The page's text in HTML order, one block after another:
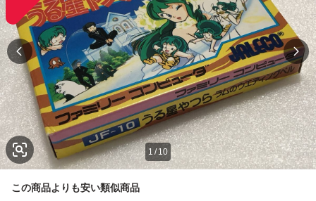
1 / 10
この商品よりも安い類似商品